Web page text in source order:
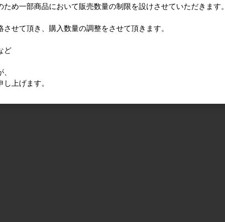
商品単価
34円〜
め一部商品において販売数量の制限を設けさせていただきます。
せて頂き、購入数量の調整をさせて頂きます。
ど
上げます。